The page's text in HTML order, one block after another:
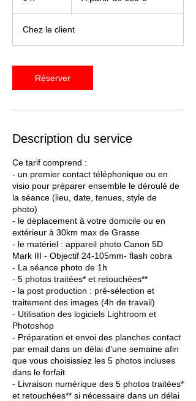
euros
Chez le client
Réserver
Description du service
Ce tarif comprend :
- un premier contact téléphonique ou en
visio pour préparer ensemble le déroulé de
la séance (lieu, date, tenues, style de
photo)
- le déplacement à votre domicile ou en
extérieur à 30km max de Grasse
- le matériel : appareil photo Canon 5D
Mark III - Objectif 24-105mm- flash cobra
- La séance photo de 1h
- 5 photos traitées* et retouchées**
- la post production : pré-sélection et
traitement des images (4h de travail)
- Utilisation des logiciels Lightroom et
Photoshop
- Préparation et envoi des planches contact
par email dans un délai d'une semaine afin
que vous choisissiez les 5 photos incluses
dans le forfait
- Livraison numérique des 5 photos traitées*
et retouchées** si nécessaire dans un délai